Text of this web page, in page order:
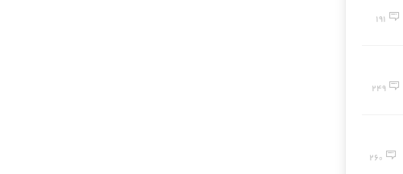
191
249
260